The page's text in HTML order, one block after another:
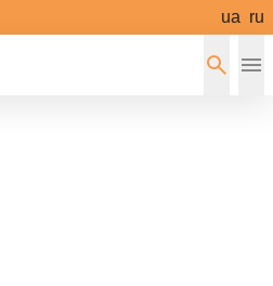
ua ru